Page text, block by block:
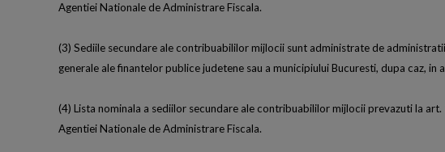
Agentiei Nationale de Administrare Fiscala.
(3) Sediile secundare ale contribuabililor mijlocii sunt administrate de
generale ale finantelor publice judetene sau a municipiului Bucuresti, dupa caz,
(4) Lista nominala a sediilor secundare ale contribuabililor mijlocii prevazuti la
Agentiei Nationale de Administrare Fiscala.